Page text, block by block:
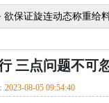
欲保证旋连动态称重给
三点问题不可
2023-08-05 09:54:40